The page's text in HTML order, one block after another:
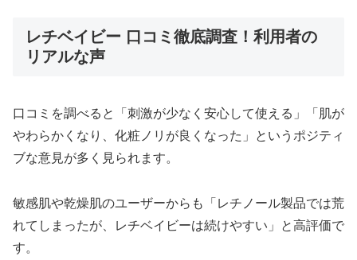
レチベイビー 口コミ徹底調査！利用者の
リアルな声
口コミを調べると「刺激が少なく安心して使える」「肌が
やわらかくなり、化粧ノリが良くなった」というポジティ
ブな意見が多く見られます。
敏感肌や乾燥肌のユーザーからも「レチノール製品では荒
れてしまったが、レチベイビーは続けやすい」と高評価で
す。